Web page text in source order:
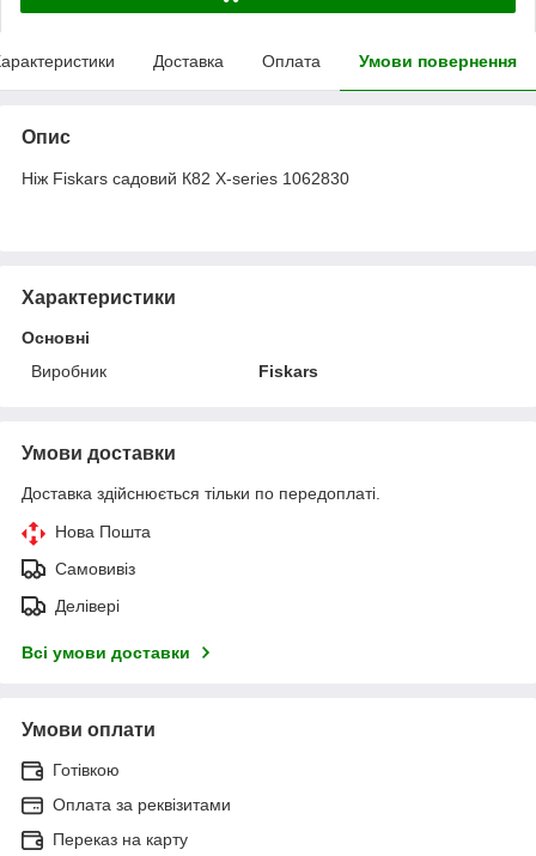
Доставка Оплата Умови повернення
Опис
Ніж Fiskars садовий К82 X-series 1062830
Характеристики
Основні
Виробник
Fiskars
Умови доставки
Доставка здійснюється тільки по передоплаті.
Нова Пошта
Самовивіз
Делівері
Всі умови доставки
Умови оплати
Готівкою
Оплата за реквізитами
Переказ на карту